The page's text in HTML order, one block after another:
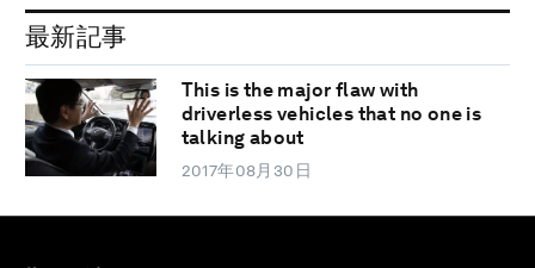
最新記事
This is the major flaw with
driverless vehicles that no one is
talking about
2017年08月30日